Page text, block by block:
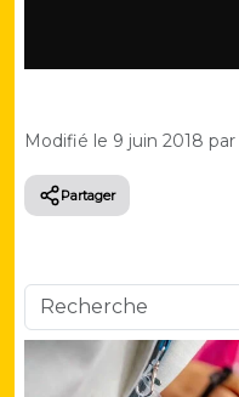
Modifié le 9 juin 2018 par
Partager